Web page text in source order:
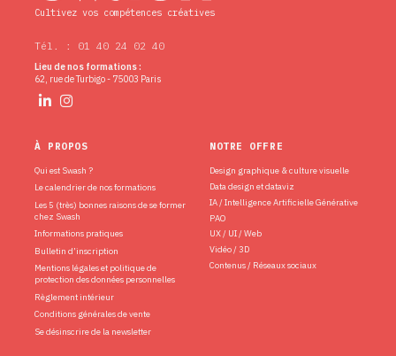
Cultivez vos compétences créatives
Tél. : 01 40 24 02 40
Lieu de nos formations :
62, rue de Turbigo - 75003 Paris
À PROPOS
Qui est Swash ?
Le calendrier de nos formations
Les 5 (très) bonnes raisons de se former
chez Swash
Informations pratiques
Bulletin d’inscription
Mentions légales et politique de
protection des données personnelles
Règlement intérieur
Conditions générales de vente
Se désinscrire de la newsletter
NOTRE OFFRE
Design graphique & culture visuelle
Data design et dataviz
IA / Intelligence Artificielle Générative
PAO
UX / UI / Web
Vidéo / 3D
Contenus / Réseaux sociaux